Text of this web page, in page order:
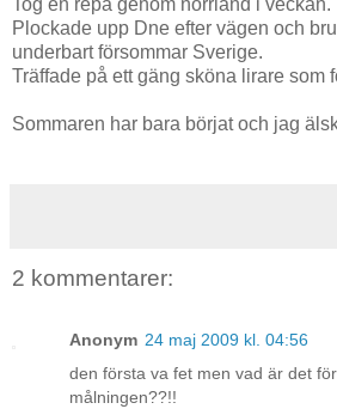
Tog en repa genom norrland i veckan.
Plockade upp Dne efter vägen och
underbart försommar Sverige.
Träffade på ett gäng sköna lirare som
Sommaren har bara börjat och jag
2 kommentarer:
Anonym 24 maj 2009 kl. 04:56
den första va fet men vad är det
målningen??!!